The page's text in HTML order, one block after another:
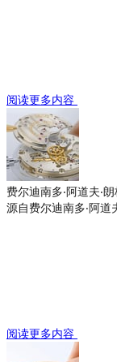
阅读更多内容
费尔迪南多‧阿道夫‧
源自费尔迪南多‧阿道
阅读更多内容